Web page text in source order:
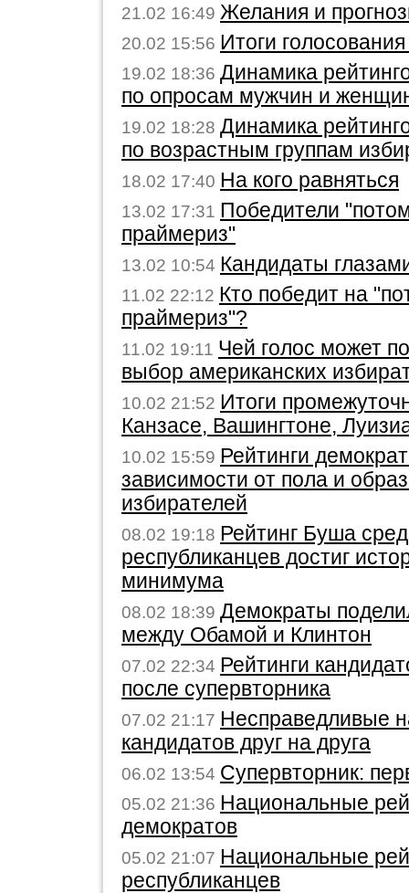
21.02 16:49 Желания и
20.02 15:56 Итоги
19.02 18:36 Динамика
по опросам мужчин и
19.02 18:28 Динамика
по возрастным группам
18.02 17:40 На кого равняться
13.02 17:31 Победители
праймериз"
13.02 10:54 Кандидаты
11.02 22:12 Кто победит на
праймериз"?
11.02 19:11 Чей голос может
выбор американских
10.02 21:52 Итоги
Канзасе, Вашингтоне,
10.02 15:59 Рейтинги
зависимости от пола и
избирателей
08.02 19:18 Рейтинг Буша
республиканцев достиг
минимума
08.02 18:39 Демократы
между Обамой и Клинтон
07.02 22:34 Рейтинги
после супервторника
07.02 21:17 Несправедливые
кандидатов друг на друга
06.02 13:54 Супервторник:
05.02 21:36 Национальные
демократов
05.02 21:07 Национальные
республиканцев